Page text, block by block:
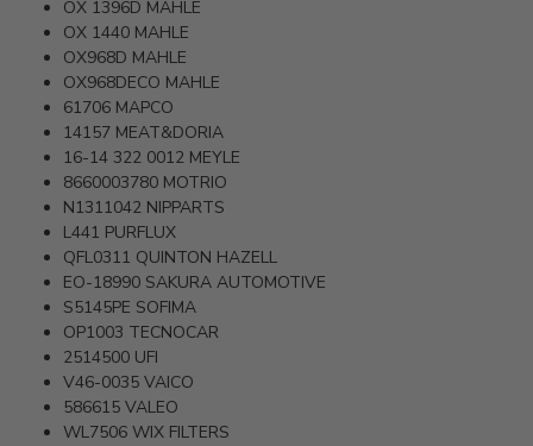
OX 1396D MAHLE
OX 1440 MAHLE
OX968D MAHLE
OX968DECO MAHLE
61706 MAPCO
14157 MEAT&DORIA
16-14 322 0012 MEYLE
8660003780 MOTRIO
N1311042 NIPPARTS
L441 PURFLUX
QFL0311 QUINTON HAZELL
EO-18990 SAKURA AUTOMOTIVE
S5145PE SOFIMA
OP1003 TECNOCAR
2514500 UFI
V46-0035 VAICO
586615 VALEO
WL7506 WIX FILTERS